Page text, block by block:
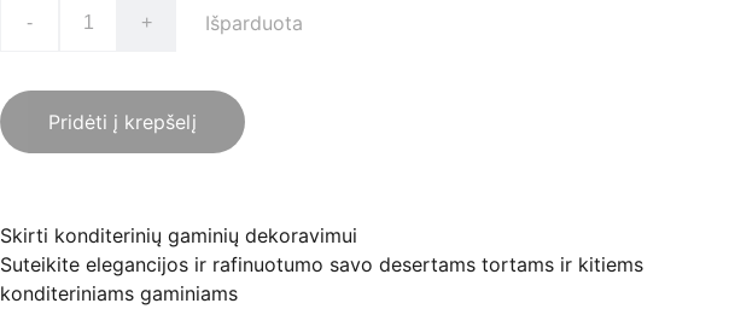
- + Išparduota
Pridėti į krepšelį
Skirti konditerinių gaminių dekoravimui
Suteikite elegancijos ir rafinuotumo savo desertams tortams ir kitiems
konditeriniams gaminiams